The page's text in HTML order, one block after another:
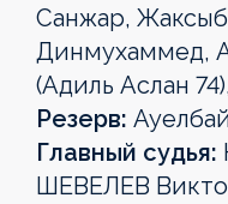
Санжар,
Динмухаммед,
(Адиль Аслан
Резерв:
Главный судья:
ШЕВЕЛЕВ